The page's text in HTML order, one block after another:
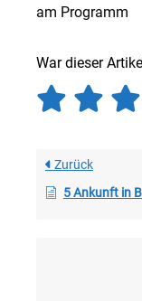
am Programm
War dieser
Zurück
5 Ankunft in